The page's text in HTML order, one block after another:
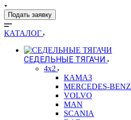
Подать заявку
КАТАЛОГ
СЕДЕЛЬНЫЕ ТЯГАЧИ
4x2
КАМАЗ
MERCEDES-BENZ
VOLVO
MAN
SCANIA